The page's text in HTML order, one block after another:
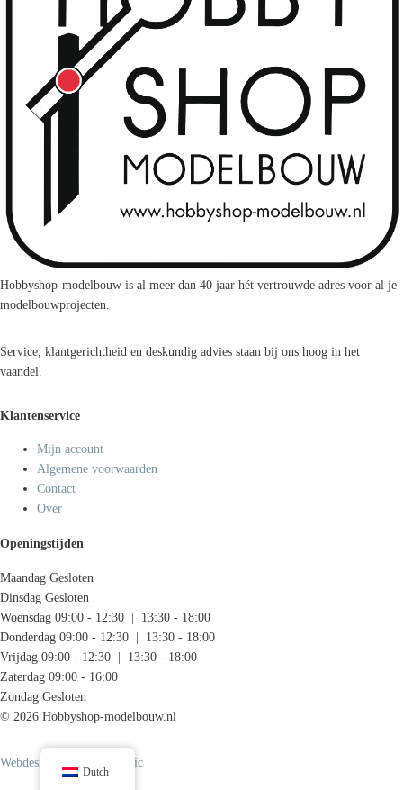
Hobbyshop-modelbouw is al meer dan 40 jaar hét vertrouwde adres voor al je
modelbouwprojecten.
Service, klantgerichtheid en deskundig advies staan bij ons hoog in het
vaandel.
Klantenservice
Mijn account
Algemene voorwaarden
Contact
Over
Openingstijden
Maandag Gesloten
Dinsdag Gesloten
Woensdag 09:00 - 12:30 | 13:30 - 18:00
Donderdag 09:00 - 12:30 | 13:30 - 18:00
Vrijdag 09:00 - 12:30 | 13:30 - 18:00
Zaterdag 09:00 - 16:00
Zondag Gesloten
© 2026 Hobbyshop-modelbouw.nl
Webdesign door Systemedic
Dutch